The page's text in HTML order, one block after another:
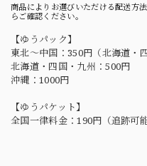
商品によりお選びいただける配送方
らご確認ください。
【ゆうパック】
東北〜中国：350円（北海道・
北海道・四国・九州：500円
沖縄：1000円
【ゆうパケット】
全国一律料金：190円（追跡可